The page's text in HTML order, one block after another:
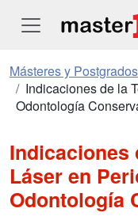
Másteres y Postgrados
Indicaciones de la
Odontología
Indicaciones
Láser en
Odontología